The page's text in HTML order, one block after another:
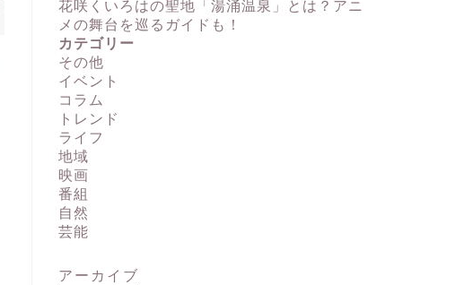
花咲くいろはの聖地「湯涌温泉」とは？アニ
メの舞台を巡るガイドも！
カテゴリー
その他
イベント
コラム
トレンド
ライフ
地域
映画
番組
自然
芸能
アーカイブ